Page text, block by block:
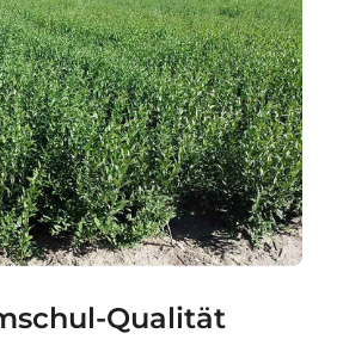
Qualität